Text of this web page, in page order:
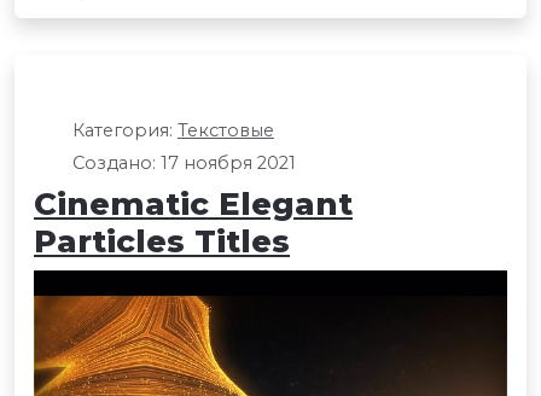
Категория: Текстовые
Создано: 17 ноября 2021
Cinematic Elegant
Particles Titles